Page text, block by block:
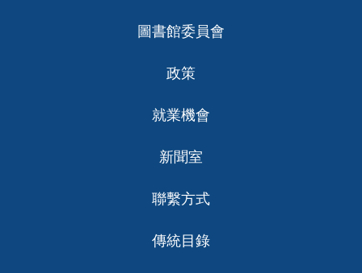
圖書館委員會
政策
就業機會
新聞室
聯繫方式
傳統目錄